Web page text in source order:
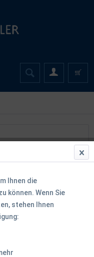
WF 6/7/8
Ihnen die
können. Wenn Sie
stehen Ihnen